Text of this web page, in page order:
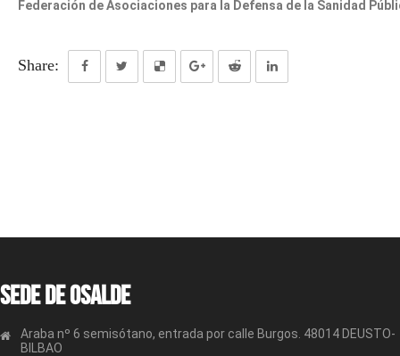
Federación de Asociaciones para la Defensa de la Sanidad
Share:
Sede de OSALDE
Araba nº 6 semisótano, entrada por calle Burgos. 48014 DEUSTO-
BILBAO